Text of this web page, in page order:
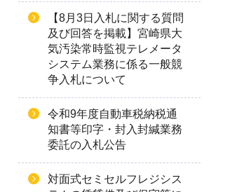
【8月3日入札に関する質問
及び回答を掲載】宮崎県大
気汚染常時監視テレメータ
システム業務に係る一般競
争入札について
令和9年度自動車税納税通
知書等印字・封入封緘業務
委託の入札公告
対面式セミセルフレジシス